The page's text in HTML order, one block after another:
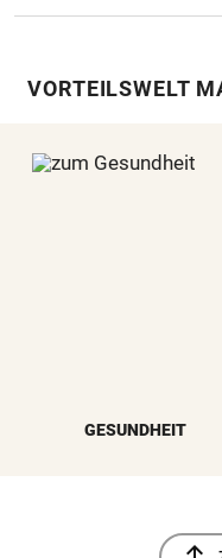
VORTEILSWELT
GESUNDHEIT